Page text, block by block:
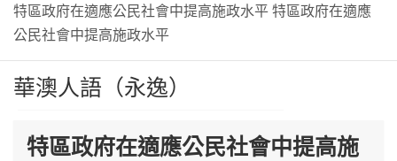
特區政府在適應公民社會中提高施政水平 特區政府在適應
公民社會中提高施政水平
華澳人語（永逸）
特區政府在適應公民社會中提高施